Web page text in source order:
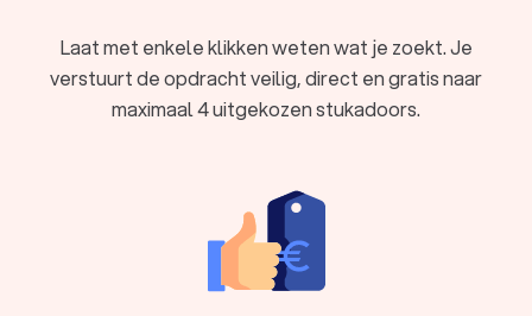
Laat met enkele klikken weten wat je zoekt. Je
verstuurt de opdracht veilig, direct en gratis naar
maximaal 4 uitgekozen stukadoors.